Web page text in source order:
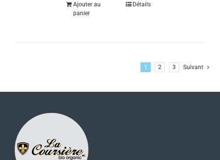
Ajouter au
panier
Détails
1 2 3 Suivant